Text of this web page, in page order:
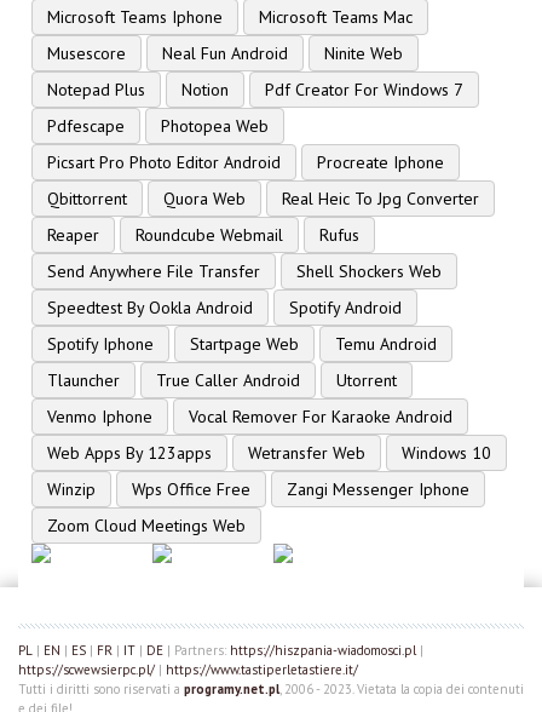
Microsoft Teams Iphone
Microsoft Teams Mac
Musescore
Neal Fun Android
Ninite Web
Notepad Plus
Notion
Pdf Creator For Windows 7
Pdfescape
Photopea Web
Picsart Pro Photo Editor Android
Procreate Iphone
Qbittorrent
Quora Web
Real Heic To Jpg Converter
Reaper
Roundcube Webmail
Rufus
Send Anywhere File Transfer
Shell Shockers Web
Speedtest By Ookla Android
Spotify Android
Spotify Iphone
Startpage Web
Temu Android
Tlauncher
True Caller Android
Utorrent
Venmo Iphone
Vocal Remover For Karaoke Android
Web Apps By 123apps
Wetransfer Web
Windows 10
Winzip
Wps Office Free
Zangi Messenger Iphone
Zoom Cloud Meetings Web
PL | EN | ES | FR | IT | DE | Partners: https://hiszpania-wiadomosci.pl|
https://scwewsierpc.pl/ | https://www.tastiperletastiere.it/
Tutti i diritti sono riservati a programy.net.pl, 2006 - 2023. Vietata la copia dei contenuti
e dei file!